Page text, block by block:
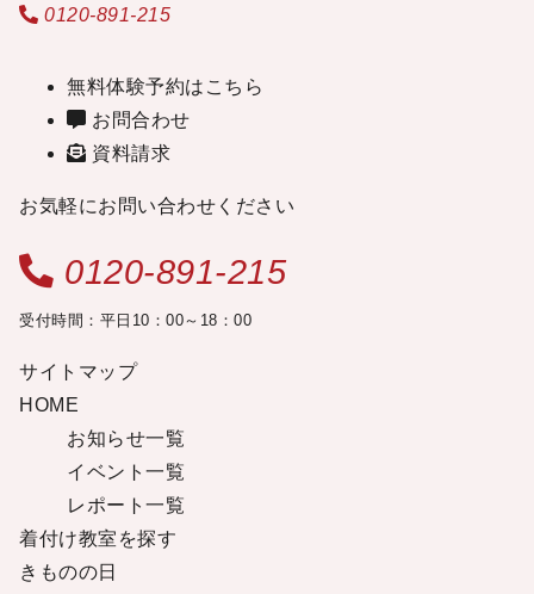
0120-891-215
無料体験予約はこちら
お問合わせ
資料請求
お気軽にお問い合わせください
0120-891-215
受付時間：平日10：00～18：00
サイトマップ
HOME
お知らせ一覧
イベント一覧
レポート一覧
着付け教室を探す
きものの日